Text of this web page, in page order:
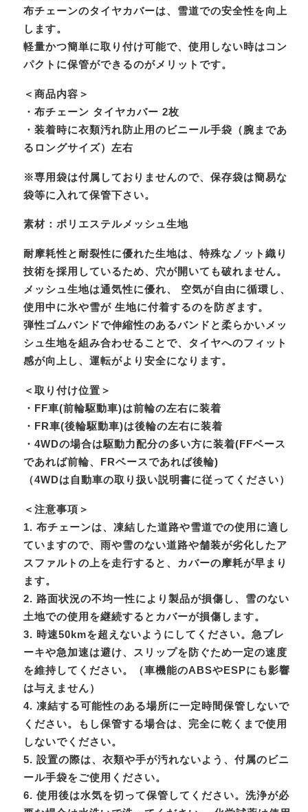
布チェーンのタイヤカバーは、雪道での安全性を向上
します。
軽量かつ簡単に取り付け可能で、使用しない時はコン
パクトに保管ができるのがメリットです。
＜商品内容＞
・布チェーン タイヤカバー 2枚
・装着時に衣類汚れ防止用のビニール手袋（腕まであ
るロングサイズ）左右
※専用袋は付属しておりませんので、保存袋は簡易な
袋等に入れて保管下さい。
素材：ポリエステルメッシュ生地
耐摩耗性と耐裂性に優れた生地は、特殊なノット織り
技術を採用しているため、穴が開いても破れません。
メッシュ生地は通気性に優れ、 空気が自由に循環し、
使用中に氷や雪が 生地に付着するのを防ぎます。
弾性ゴムバンドで伸縮性のあるバンドと柔らかいメッ
シュ生地を組み合わせることで、タイヤへのフィット
感が向上し、運転がより安全になります。
＜取り付け位置＞
・FF車(前輪駆動車)は前輪の左右に装着
・FR車(後輪駆動車)は後輪の左右に装着
・4WDの場合は駆動力配分の多い方に装着(FFベース
であれば前輪、FRベースであれば後輪)
（4WDは自動車の取り扱い説明書に従ってください）
＜注意事項＞
1. 布チェーンは、凍結した道路や雪道での使用に適し
ていますので、雨や雪のない道路や舗装が劣化したア
スファルトの上を走行すると、カバーの摩耗が早まり
ます。
2. 路面状況の不均一性により製品が損傷し、雪のない
土地での使用を継続するとカバーが損傷します。
3. 時速50kmを超えないようにしてください。急ブレ
ーキや急加速は避け、スリップを防ぐため一定の速度
を維持してください。（車機能のABSやESPにも影響
は与えません）
4. 凍結する可能性のある場所に一定時間保管しないで
ください。もし保管する場合は、完全に乾くまで使用
しないでください。
5. 設置の際は、衣類や手が汚れないよう、付属のビニ
ール手袋をご使用ください。
6. 使用後は水気を切って保管してください。洗浄が必